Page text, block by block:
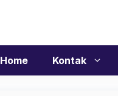
Home Kontak